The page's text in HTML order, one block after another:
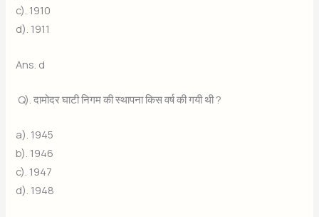
c). 1910
d). 1911
Ans. d
Q). दामोदर घाटी निगम की स्थापना किस वर्ष की गयी थी ?
a). 1945
b). 1946
c). 1947
d). 1948